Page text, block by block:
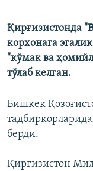
Қирғизистонда
корхонага
"кўмак ва
тўлаб келган.
Бишкек
берди.
Қирғизистон